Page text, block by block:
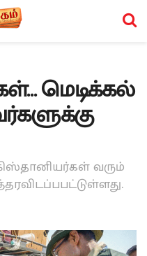
மெடிக்கல்
வரும்